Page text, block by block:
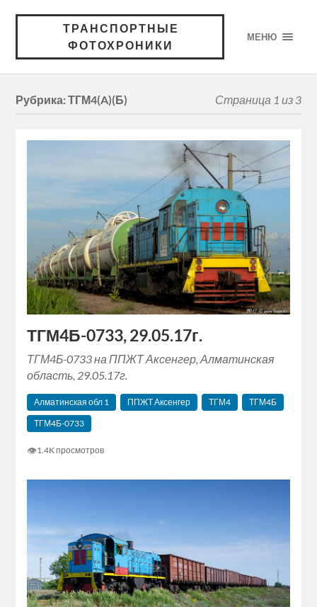
ТРАНСПОРТНЫЕ
ФОТОХРОНИКИ
МЕНЮ
Рубрика:ТГМ4(A)(Б) Страница 1 из 3
ТГМ4Б-0733, 29.05.17г.
ТГМ4Б-0733 на ППЖТ Аксенгер, Алматинская
область, 29.05.17г.
Алматинская‬ обл 1 ППЖТ Аксенгер ТГМ4
ТГМ4Б
ТГМ4Б-0733
👁1.4K просмотров